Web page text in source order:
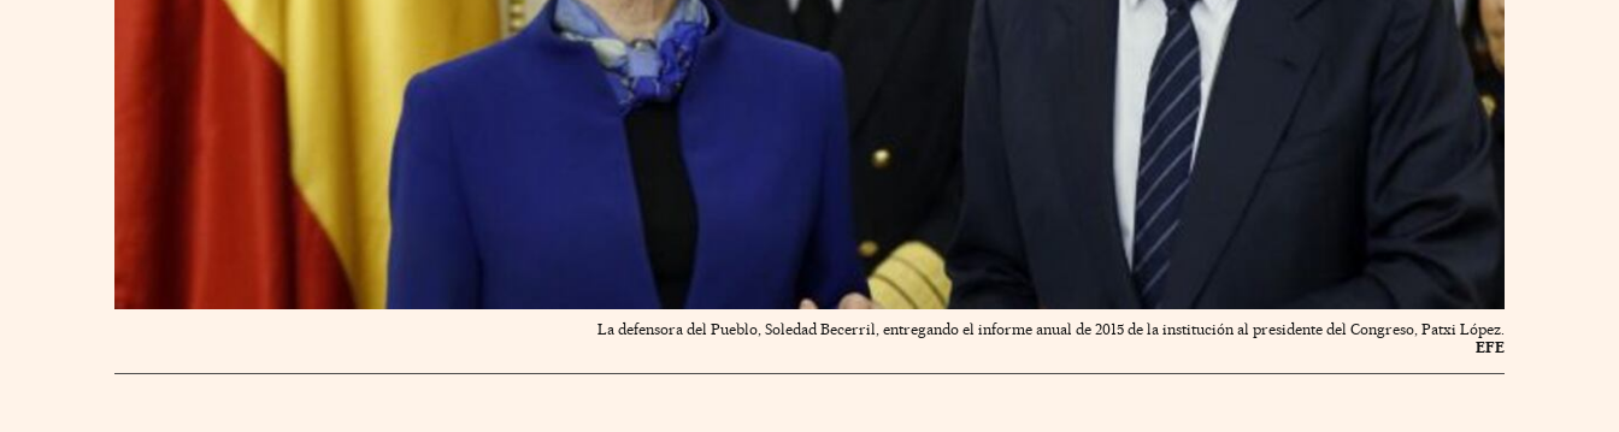
La defensora del Pueblo, Soledad Becerril, entregando el informe anual de 2015 de la institución al presidente del Congreso, Patxi López.
EFE